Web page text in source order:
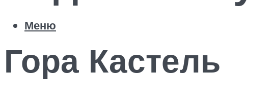
Меню
Гора Кастель